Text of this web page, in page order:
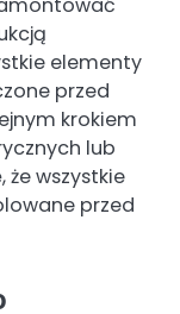
elementy
przed
krokiem
lub
że wszystkie
przed